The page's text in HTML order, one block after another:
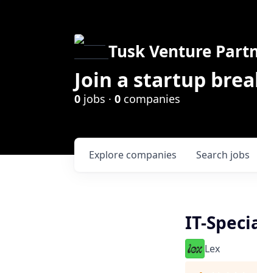
Tusk Venture
Join a startup
0 jobs · 0 companies
Search jobs
Explore companies
IT-
Lex